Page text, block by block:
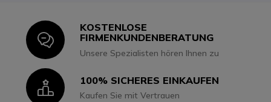
Icon
KOSTENLOSE
FIRMENKUNDENBERATUNG
Unsere Spezialisten hören Ihnen zu
Icon100% SICHERES EINKAUFEN
Kaufen Sie mit Vertrauen